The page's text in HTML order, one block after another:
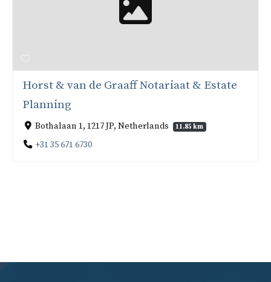
Horst & van de Graaff Notariaat & Estate
Planning
Bothalaan 1, 1217 JP, Netherlands 11.85 km
+31 35 671 6730